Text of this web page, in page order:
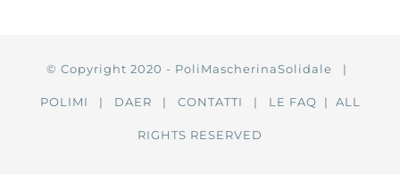
© Copyright 2020 - PoliMascherinaSolidale |
POLIMI | DAER | CONTATTI | LE FAQ | ALL
RIGHTS RESERVED